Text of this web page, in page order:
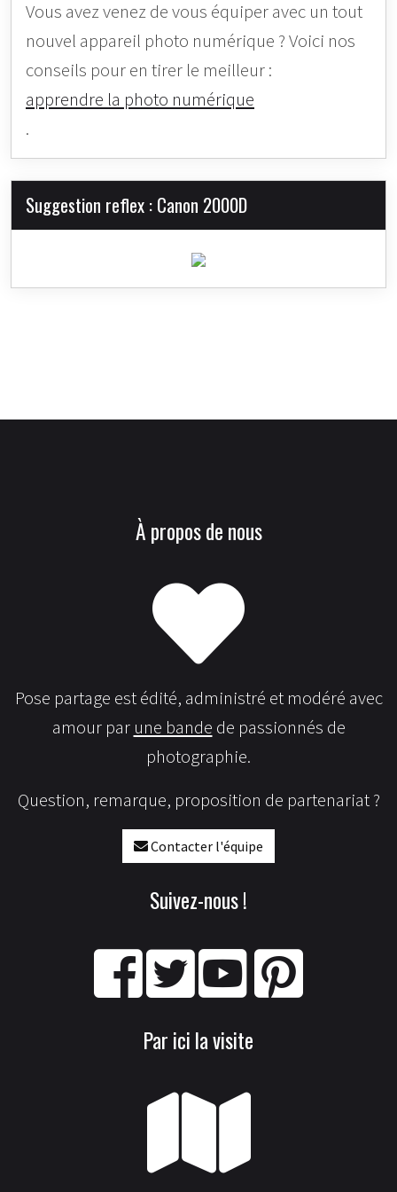
Vous avez venez de vous équiper avec un tout
nouvel appareil photo numérique ? Voici nos
conseils pour en tirer le meilleur :
apprendre la photo numérique
.
Suggestion reflex : Canon 2000D
À propos de nous
Pose partage est édité, administré et modéré avec
amour par une bande de passionnés de
photographie.
Question, remarque, proposition de partenariat ?
Contacter l'équipe
Suivez-nous !
Par ici la visite